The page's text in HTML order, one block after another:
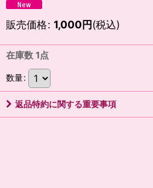
販売価格: 1,000円(税込)
在庫数 1点
数量:
返品特約に関する重要事項